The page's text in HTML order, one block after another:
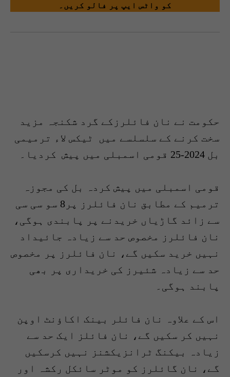
کو واٹس ایپ پر فالو کریں۔
حکومت نے نان فائلرزکے گرد شکنجہ مزید
سخت کرنے کے سلسلسے میں ٹیکس لاء ترمیمی
بل 2024-25 قومی اسمبلی میں پیش کردیا۔
قومی اسمبلی میں پیش کردہ بل کی مجوزہ
ترمیم کے مطابق نان فائلرز پر8 سو سی سی
سے زائد گاڑیاں خریدنے پر پابندی ہوگی،
نان فائلرز مخصوص حد سے زیادہ جائیداد
نہیں خرید سکیں گے، نان فائلرز پر مخصوص
حد سے زیادہ شئیرز کی خریداری پر بھی
پابند ہوگی۔
اس کے علاوہ نان فائلر بینک اکاؤنٹ اوپن
نہیں کر سکیں گے، نان فائلز ایک حد سے
زیادہ بیکنگ ٹرانزیکشنز نہیں کرسکیں
گے، نان گائلرز کو موٹر سائکل رکشہ اور